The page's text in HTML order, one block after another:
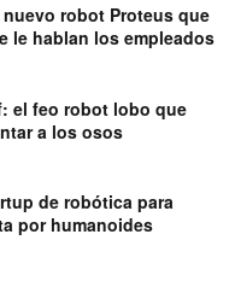
robot Proteus que
le hablan los empleados
el feo robot lobo que
a los osos
de robótica para
por humanoides